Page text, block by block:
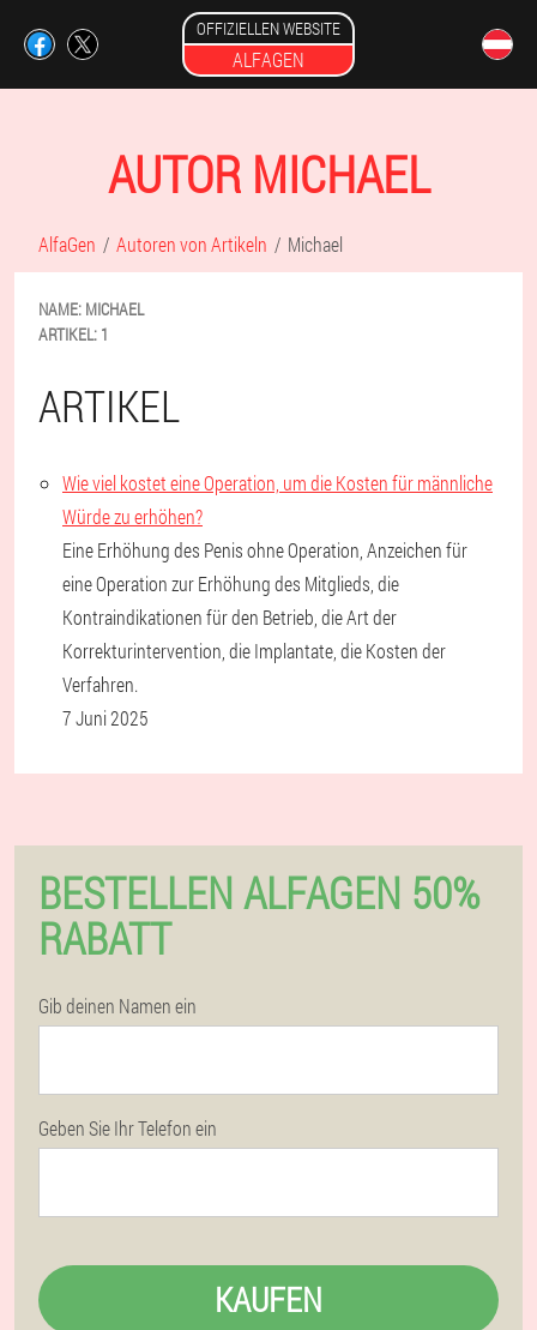
OFFIZIELLEN WEBSITE
ALFAGEN
AUTOR MICHAEL
AlfaGen Autoren von Artikeln Michael
NAME: MICHAEL
ARTIKEL: 1
ARTIKEL
Wie viel kostet eine Operation, um die Kosten für männliche
Würde zu erhöhen?
Eine Erhöhung des Penis ohne Operation, Anzeichen für
eine Operation zur Erhöhung des Mitglieds, die
Kontraindikationen für den Betrieb, die Art der
Korrekturintervention, die Implantate, die Kosten der
Verfahren.
7 Juni 2025
BESTELLEN ALFAGEN 50%
RABATT
Gib deinen Namen ein
Geben Sie Ihr Telefon ein
KAUFEN